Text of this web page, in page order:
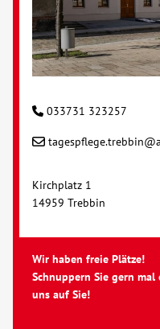
Suche
033731 323257
Kirchplatz 1
14959 Trebbin
Wir haben freie Plätze!
Schnuppern Sie gern
uns auf Sie!